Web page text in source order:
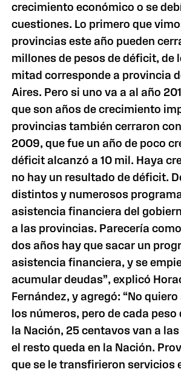
crecimiento económico o se
cuestiones. Lo primero que
provincias este año pueden
millones de pesos de déficit, de
mitad corresponde a provincia
Aires. Pero si uno va a al año
que son años de crecimiento
provincias también cerraron
2009, que fue un año de poco
déficit alcanzó a 10 mil. Haya
no hay un resultado de déficit.
distintos y numerosos
asistencia financiera del
a las provincias. Parecería
dos años hay que sacar un
asistencia financiera, y se
acumular deudas”, explicó
Fernández, y agregó: “No
los números, pero de cada peso
la Nación, 25 centavos van a
el resto queda en la Nación.
que se le transfirieron servicios